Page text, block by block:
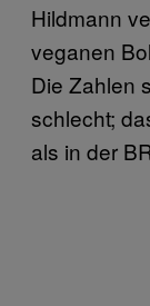
Hildmann
veganen
Die Zahlen
schlecht;
als in der